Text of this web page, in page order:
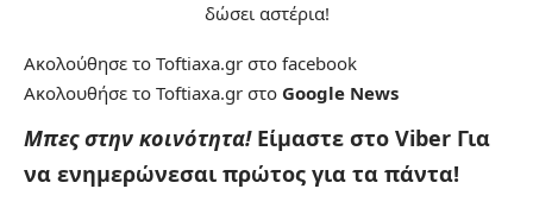
δώσει αστέρια!
Ακολούθησε το Toftiaxa.gr στο facebook
Ακολουθήσε το Toftiaxa.gr στο Google News
Μπες στην κοινότητα! Είμαστε στο Viber Για
να ενημερώνεσαι πρώτος για τα πάντα!